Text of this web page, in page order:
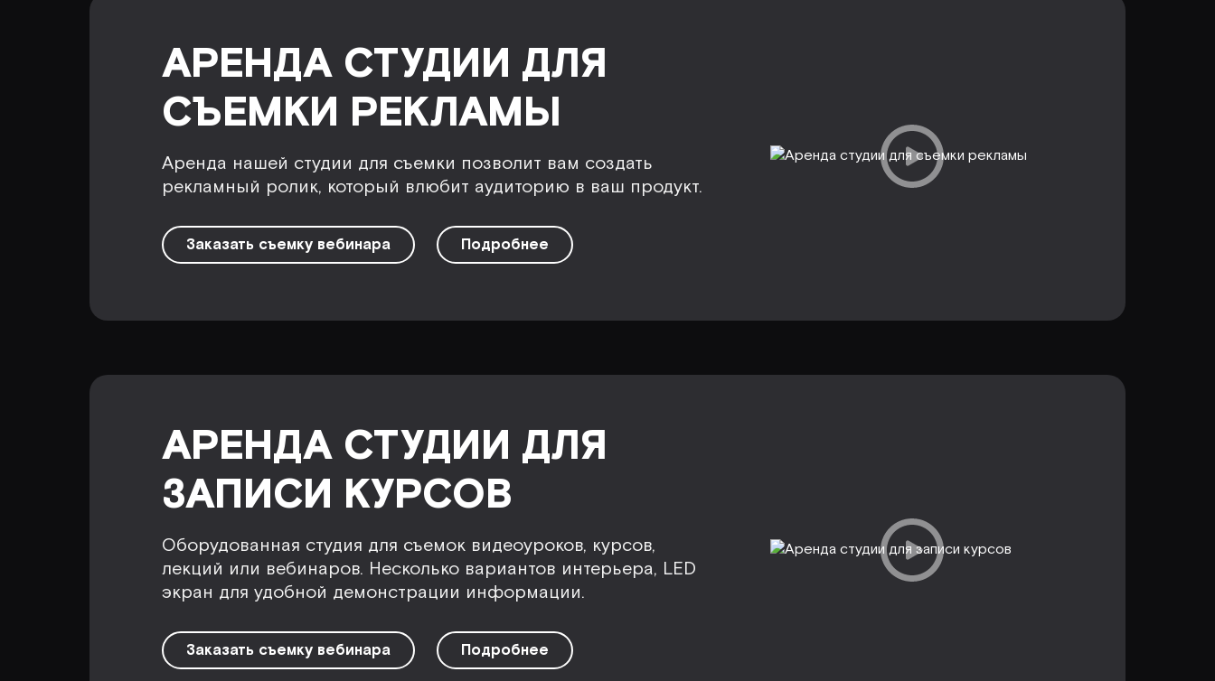
АРЕНДА СТУДИИ ДЛЯ
СЪЕМКИ РЕКЛАМЫ
Аренда нашей студии для съемки позволит вам создать
рекламный ролик, который влюбит аудиторию в ваш продукт.
Заказать съемку вебинара Подробнее
АРЕНДА СТУДИИ ДЛЯ
ЗАПИСИ КУРСОВ
Оборудованная студия для съемок видеоуроков, курсов,
лекций или вебинаров. Несколько вариантов интерьера, LED
экран для удобной демонстрации информации.
Заказать съемку вебинара Подробнее